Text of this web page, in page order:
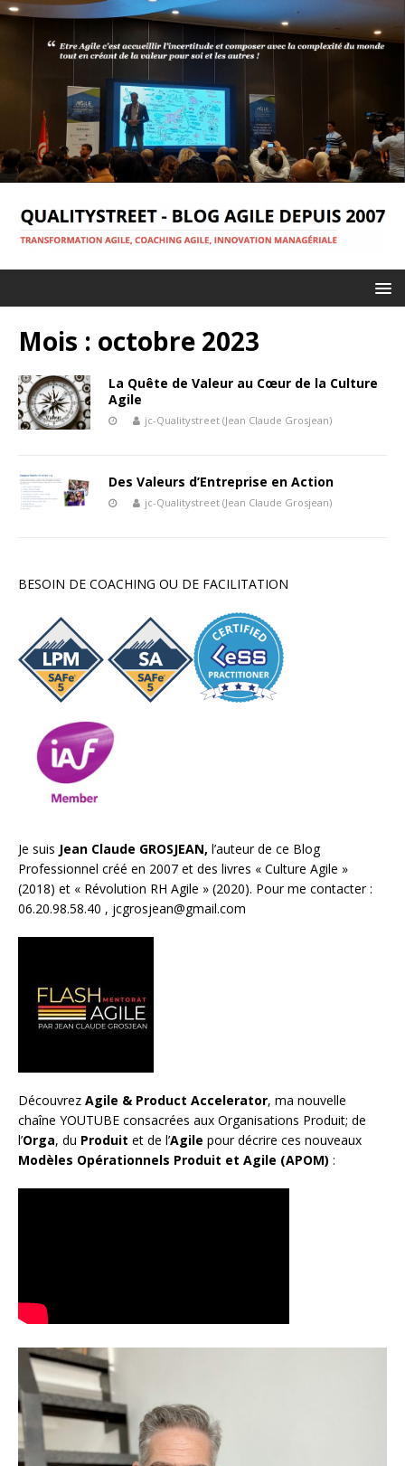
Mois : octobre 2023
La Quête de Valeur au Cœur de la Culture
Agile
jc-Qualitystreet (Jean Claude Grosjean)
Des Valeurs d’Entreprise en Action
jc-Qualitystreet (Jean Claude Grosjean)
BESOIN DE COACHING OU DE FACILITATION
Je suis Jean Claude GROSJEAN, l’auteur de ce Blog
Professionnel créé en 2007 et des livres « Culture Agile »
(2018) et « Révolution RH Agile » (2020). Pour me contacter :
06.20.98.58.40 , jcgrosjean@gmail.com
Découvrez Agile & Product Accelerator, ma nouvelle
chaîne YOUTUBE consacrées aux Organisations Produit; de
l’Orga, du Produit et de l’Agile pour décrire ces nouveaux
Modèles Opérationnels Produit et Agile (APOM) :